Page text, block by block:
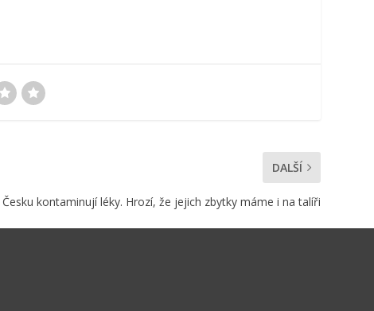
DALŠÍ
kontaminují léky. Hrozí, že jejich zbytky máme i na talíři